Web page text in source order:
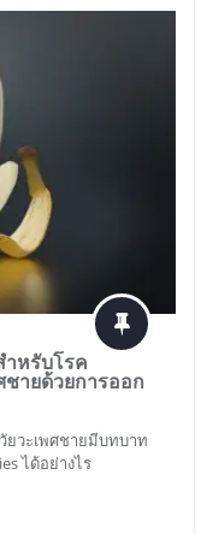
ำหรับโรค
ชายด้วยการออก
ยวะเพศชายมีบทบาท
ได้อย่างไร